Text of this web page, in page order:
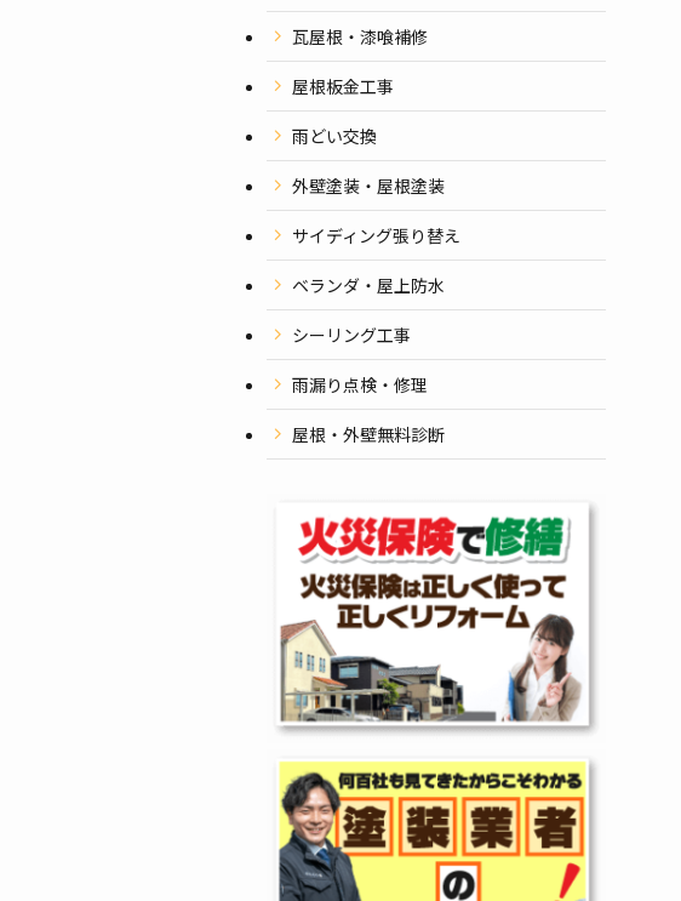
瓦屋根・漆喰補修
屋根板金工事
雨どい交換
外壁塗装・屋根塗装
サイディング張り替え
ベランダ・屋上防水
シーリング工事
雨漏り点検・修理
屋根・外壁無料診断